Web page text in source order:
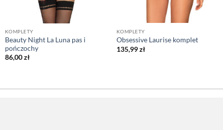
KOMPLETY
Beauty Night La Luna pas i
pończochy
86,00zł
KOMPLETY
Obsessive Laurise komplet
135,99zł